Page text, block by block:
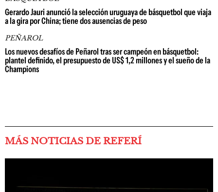
Gerardo Jauri anunció la selección uruguaya de básquetbol que viaja
a la gira por China; tiene dos ausencias de peso
PEÑAROL
Los nuevos desafíos de Peñarol tras ser campeón en básquetbol:
plantel definido, el presupuesto de US$ 1,2 millones y el sueño de la
Champions
MÁS NOTICIAS DE REFERÍ